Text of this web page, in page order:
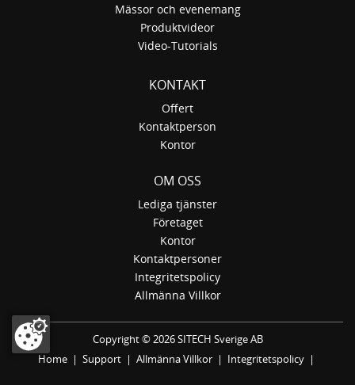
Mässor och evenemang
Produktvideor
Video-Tutorials
KONTAKT
Offert
Kontaktperson
Kontor
OM OSS
Lediga tjänster
Företaget
Kontor
Kontaktpersoner
Integritetspolicy
Allmänna Villkor
Copyright © 2026 SITECH Sverige AB
Home | Support | Allmänna Villkor | Integritetspolicy |